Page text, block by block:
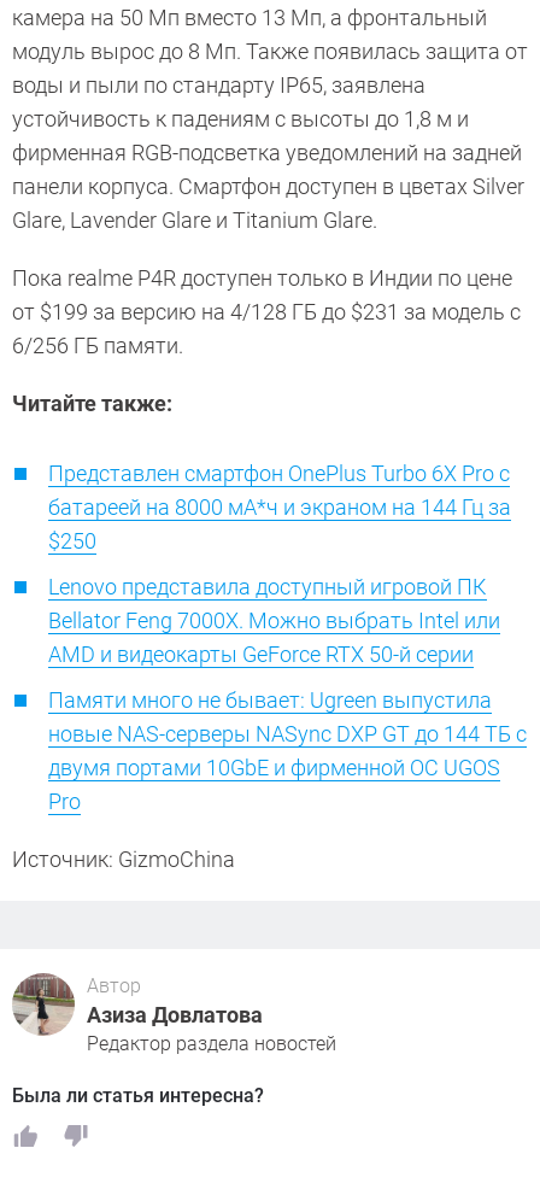
камера на 50 Мп вместо 13 Мп, а фронтальный
модуль вырос до 8 Мп. Также появилась защита от
воды и пыли по стандарту IP65, заявлена
устойчивость к падениям с высоты до 1,8 м и
фирменная RGB-подсветка уведомлений на задней
панели корпуса. Смартфон доступен в цветах Silver
Glare, Lavender Glare и Titanium Glare.
Пока realme P4R доступен только в Индии по цене
от $199 за версию на 4/128 ГБ до $231 за модель с
6/256 ГБ памяти.
Читайте также:
Представлен смартфон OnePlus Turbo 6X Pro с
батареей на 8000 мА*ч и экраном на 144 Гц за
$250
Lenovo представила доступный игровой ПК
Bellator Feng 7000X. Можно выбрать Intel или
AMD и видеокарты GeForce RTX 50-й серии
Памяти много не бывает: Ugreen выпустила
новые NAS-серверы NASync DXP GT до 144 ТБ с
двумя портами 10GbE и фирменной ОС UGOS
Pro
Источник: GizmoChina
Автор
Азиза Довлатова
Редактор раздела новостей
Была ли статья интересна?